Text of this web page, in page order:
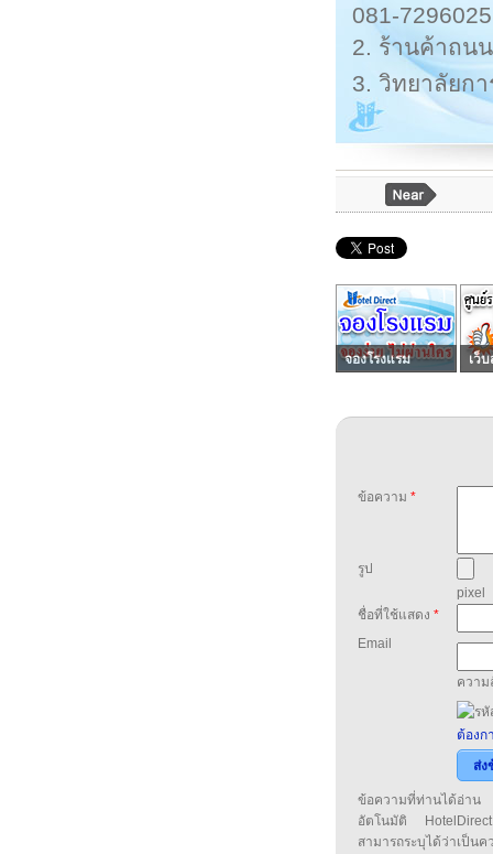
081-7296025
2. ร้านค้าถน
3. วิทยาลัยก
จองโรงแรม เว็
ข้อความ *
รูป
pixel
ชื่อที่ใช้แสดง *
Email
ความ
ต้องก
ส่ง
ข้อความที่ท่านได้อ่าน
อัตโนมัติ
สามารถระบุได้ว่าเป็น